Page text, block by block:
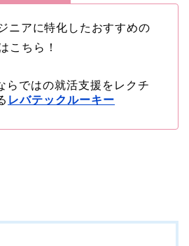
ニアに特化したおすすめの
こちら！
らではの就活支援をレクチ
レバテックルーキー